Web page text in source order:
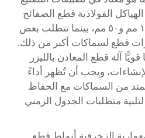
الفولاذية قطع الصفائح
التي تتراوح سماكتها بين ١٠ مم و٥٠ مم، بينما تتطلب بعض
قطع لسماكات أكبر من ذلك.
آلة قطع المعادن بالليزر
ويجب أن تُظهر أداءً
من السماكات مع الحفاظ
متطلبات الجدول الزمني
الزخرفية أنماط قطع